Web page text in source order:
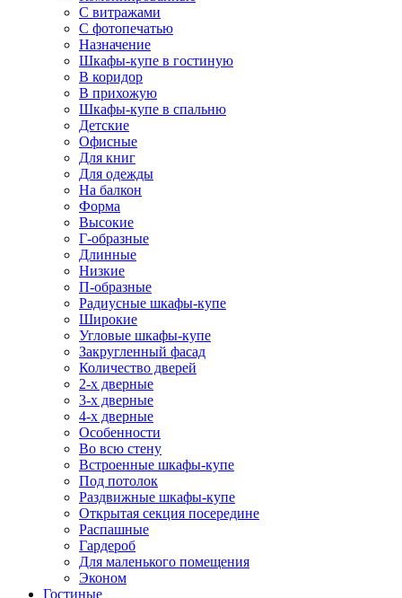
С витражами
С фотопечатью
Назначение
Шкафы-купе в гостиную
В коридор
В прихожую
Шкафы-купе в спальню
Детские
Офисные
Для книг
Для одежды
На балкон
Форма
Высокие
Г-образные
Длинные
Низкие
П-образные
Радиусные шкафы-купе
Широкие
Угловые шкафы-купе
Закругленный фасад
Количество дверей
2-х дверные
3-х дверные
4-х дверные
Особенности
Во всю стену
Встроенные шкафы-купе
Под потолок
Раздвижные шкафы-купе
Открытая секция посередине
Распашные
Гардероб
Для маленького помещения
Эконом
Гостиные